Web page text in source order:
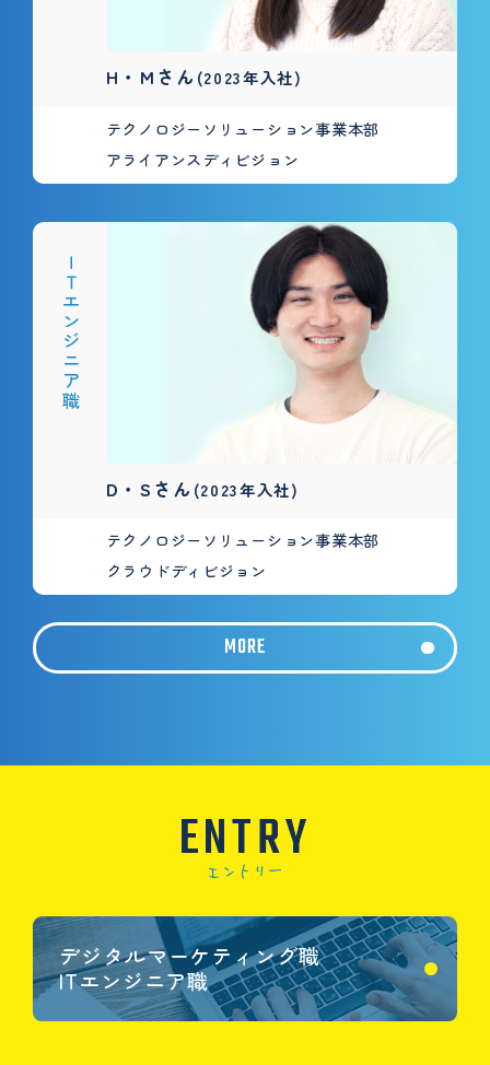
H・Mさん(2023年入社)
テクノロジーソリューション事業本部
アライアンスディビジョン
ＩＴエンジニア職
D・Sさん(2023年入社)
テクノロジーソリューション事業本部
クラウドディビジョン
MORE
ENTRY
デジタルマーケティング職
ITエンジニア職